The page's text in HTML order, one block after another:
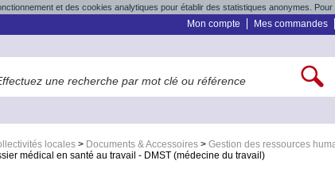
et des cookies analytiques pour établir des statistiques anonymes. Pour
Mon compte Mes commandes
locales > Documents & Accessoires > Gestion des ressources
médical en santé au travail - DMST (médecine du travail)